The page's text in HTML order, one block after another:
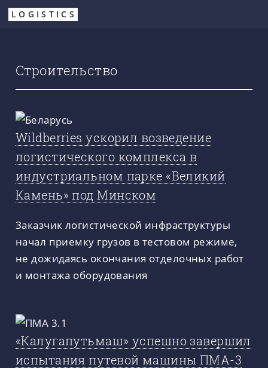
Перейти
LOGISTICS
Строительство
Wildberries ускорил возведение
логистического комплекса в
индустриальном парке «Великий
Камень» под Минском
Заказчик логистической инфраструктуры
начал приемку грузов в тестовом режиме,
не дожидаясь окончания отделочных работ
и монтажа оборудования
«Калугапутьмаш» успешно завершил
испытания путевой машины ПМА-3